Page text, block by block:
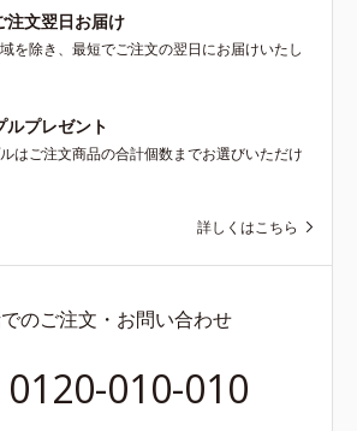
注文翌日お届け
を除き、最短でご注文の翌日にお届けいたし
ルプレゼント
はご注文商品の合計個数までお選びいただけ
詳しくはこちら
のご注文・お問い合わせ
0120-010-010